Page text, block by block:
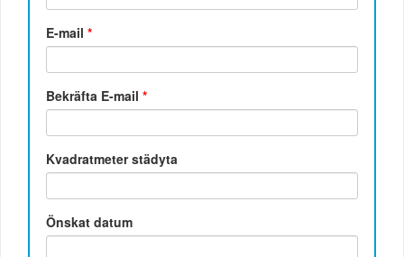
E-mail*
Bekräfta E-mail*
Kvadratmeter städyta
Önskat datum